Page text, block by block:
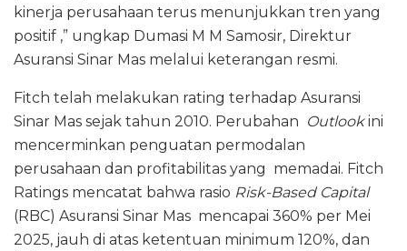
kinerja perusahaan terus menunjukkan tren yang
positif ,” ungkap Dumasi M M Samosir, Direktur
Asuransi Sinar Mas melalui keterangan resmi.
Fitch telah melakukan rating terhadap Asuransi
Sinar Mas sejak tahun 2010. Perubahan Outlookini
mencerminkan penguatan permodalan
perusahaan dan profitabilitas yang memadai. Fitch
Ratings mencatat bahwa rasio Risk-Based Capital
(RBC) Asuransi Sinar Mas mencapai 360% per Mei
2025, jauh di atas ketentuan minimum 120%, dan